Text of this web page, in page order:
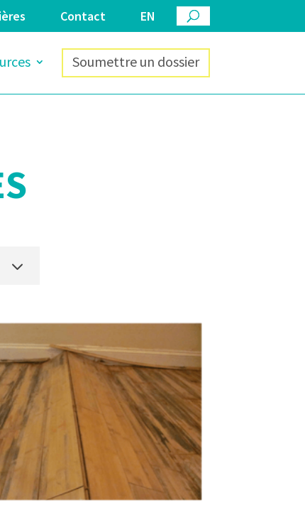
Contact EN
Soumettre un dossier